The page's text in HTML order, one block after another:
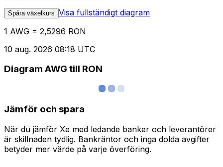
Spåra växelkurs Visa fullständigt diagram
1 AWG = 2,5296 RON
10 aug. 2026 08:18 UTC
Diagram AWG till RON
Jämför och spara
När du jämför Xe med ledande banker och leverantörer
är skillnaden tydlig. Bankräntor och inga dolda avgifter
betyder mer värde på varje överföring.